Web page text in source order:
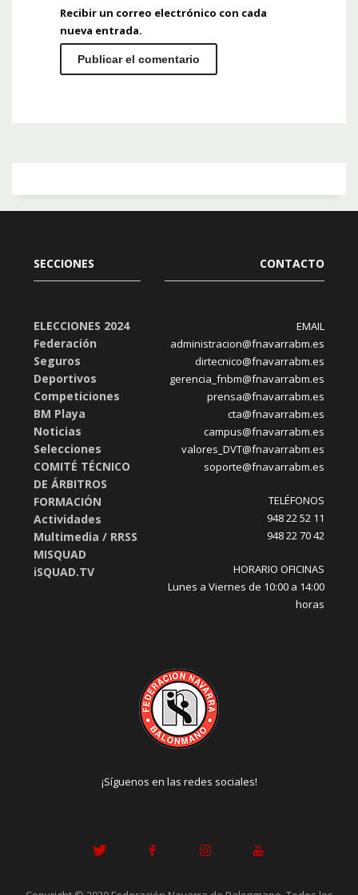
Recibir un correo electrónico con cada
nueva entrada.
SECCIONES
ELECCIONES 2024
Federación
Seguros
Deportivos
Competiciones
BM Playa
Noticias
Selecciones
COMITÉ TÉCNICO
DE ÁRBITROS
FORMACIÓN
Actividades
Multimedia / RRSS
MISQUAD
iSQUAD.TV
CONTACTO
EMAIL
administracion@fnavarrabm.es
dirtecnico@fnavarrabm.es
gerencia_fnbm@fnavarrabm.es
prensa@fnavarrabm.es
cta@fnavarrabm.es
campus@fnavarrabm.es
valores_DVT@fnavarrabm.es
soporte@fnavarrabm.es
TELÉFONOS
948 22 52 11
948 22 70 42
HORARIO OFICINAS
Lunes a Viernes de 10:00 a 14:00
horas
¡Síguenos en las redes sociales!